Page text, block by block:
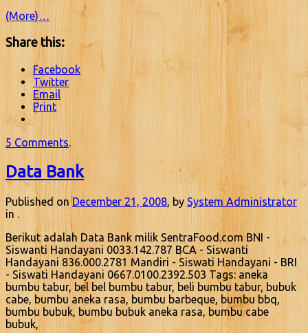
(More)…
Share this:
Facebook
Twitter
Email
Print
5 Comments.
Data Bank
Published onDecember 21, 2008, by System Administrator
in .
Berikut adalah Data Bank milik SentraFood.com BNI -
Siswanti Handayani 0033.142.787 BCA - Siswanti
Handayani 836.000.2781 Mandiri - Siswati Handayani - BRI
- Siswati Handayani 0667.0100.2392.503 Tags: aneka
bumbu tabur, bel bel bumbu tabur, beli bumbu tabur, bubuk
cabe, bumbu aneka rasa, bumbu barbeque, bumbu bbq,
bumbu bubuk, bumbu bubuk aneka rasa, bumbu cabe
bubuk,